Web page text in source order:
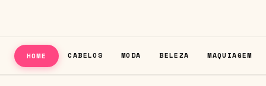
HOME CABELOS MODA BELEZA MAQUIAGEM